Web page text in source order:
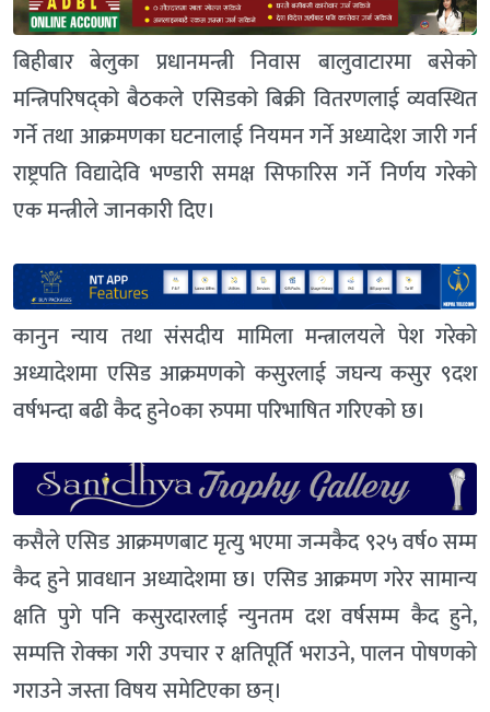
बिहीबार बेलुका प्रधानमन्त्री निवास बालुवाटारमा बसेको
मन्त्रिपरिषद्को बैठकले एसिडको बिक्री वितरणलाई व्यवस्थित
गर्ने तथा आक्रमणका घटनालाई नियमन गर्ने अध्यादेश जारी गर्न
राष्ट्रपति विद्यादेवि भण्डारी समक्ष सिफारिस गर्ने निर्णय गरेको
एक मन्त्रीले जानकारी दिए।
कानुन न्याय तथा संसदीय मामिला मन्त्रालयले पेश गरेको
अध्यादेशमा एसिड आक्रमणको कसुरलाई जघन्य कसुर ९दश
वर्षभन्दा बढी कैद हुने०का रुपमा परिभाषित गरिएको छ।
कसैले एसिड आक्रमणबाट मृत्यु भएमा जन्मकैद ९२५ वर्ष० सम्म
कैद हुने प्रावधान अध्यादेशमा छ। एसिड आक्रमण गरेर सामान्य
क्षति पुगे पनि कसुरदारलाई न्युनतम दश वर्षसम्म कैद हुने,
सम्पत्ति रोक्का गरी उपचार र क्षतिपूर्ति भराउने, पालन पोषणको
गराउने जस्ता विषय समेटिएका छन्।